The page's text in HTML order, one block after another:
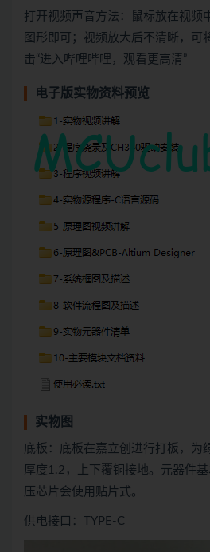
打开视频声音方法：鼠标放在视频
图形即可；视频放大后不清晰，可
击“进入哔哩哔哩，观看更高清”
电子版实物资料预览
实物图
底板：底板在嘉立创进行打板，为
厚度1.2，上下覆铜接地。元器件
压芯片会使用贴片式。
供电接口：TYPE-C